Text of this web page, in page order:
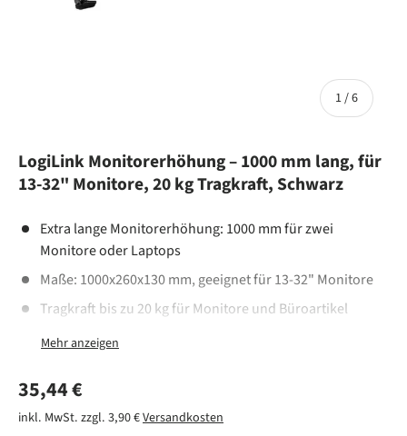
1/von
6
LogiLink Monitorerhöhung – 1000 mm lang, für
13-32" Monitore, 20 kg Tragkraft, Schwarz
Extra lange Monitorerhöhung: 1000 mm für zwei
Monitore oder Laptops
Maße: 1000x260x130 mm, geeignet für 13-32" Monitore
Tragkraft bis zu 20 kg für Monitore und Büroartikel
Ergonomische Sitzposition für mehr Komfort
Schreibtischen bis 3,3 cm Dicke
Zusätzlicher Stauraum für Schreibtischutensilien
Normaler Preis
35,44 €
inkl. MwSt. zzgl. 3,90 €Versandkosten